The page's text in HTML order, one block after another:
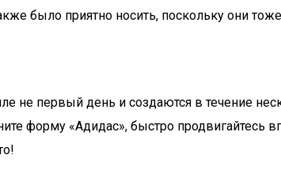
было приятно носить, поскольку они
первый день и создаются в течение
форму «Адидас», быстро продвигайтесь